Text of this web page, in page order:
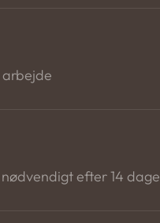
arbejde
efter 14 dage